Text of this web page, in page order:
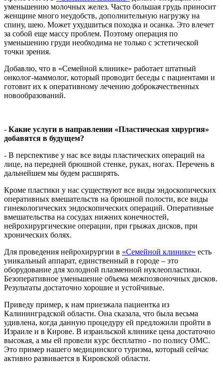
уменьшению молочных желез. Часто большая грудь приносит
женщине много неудобств, дополнительную нагрузку на
спину, шею. Может ухудшиться походка и осанка. Это влечет
за собой еще массу проблем. Поэтому операция по
уменьшению груди необходима не только с эстетической
точки зрения.
Добавлю, что в «Семейной клинике» работает штатный
онколог-маммолог, который проводит беседы с пациентами и
готовит их к оперативному лечению доброкачественных
новообразований.
- Какие услуги в направлении «Пластическая хирургия»
добавятся в будущем?
- В перспективе у нас все виды пластических операций на
лице, на передней брюшной стенке, руках, ногах. Перечень в
дальнейшем мы будем расширять.
Кроме пластики у нас существуют все виды эндоскопических
оперативных вмешательств на брюшной полости, все виды
гинекологических эндоскопических операций. Оперативные
вмешательства на сосудах нижних конечностей,
нейрохирургические операции, при грыжах дисков, при
хронических болях.
Для проведения нейрохирургии в «Семейной клинике» есть
уникальный аппарат, единственный в городе – это
оборудование для холодной плазменной нуклеопластики.
Безоперативное уменьшение объема межпозвоночных дисков.
Результаты достаточно хорошие и устойчивые.
Приведу пример, к нам приезжала пациентка из
Калининградской области. Она сказала, что была весьма
удивлена, когда данную процедуру ей предложили пройти в
Израиле и в Кирове. В израильской клинике цена достаточно
высокая, а мы ей провели курс бесплатно - по полису ОМС.
Это пример нашего медицинского туризма, который сейчас
активно развивается в Кировской области.